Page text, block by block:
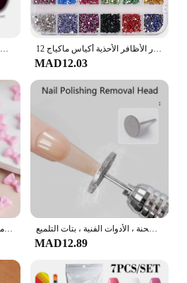
طلاء أظافر جل حراري ، تغيير درجة الحرارة ، رمادي ، شبه دائم ، فن نقع الأظافر ، طلاء بالأشعة فوق البنفسجية ، 3 طبقات ، 7 12 شبكة متلألئة كريستال مسمار الفن الراين فلاتباك الأحجار الكريمة الملونة تنوعا الديكور الأظافر الأحذية أكياس ماكياج
MAD12.03
مختلط الاكريليك Bowknot ثلاثية الأبعاد مسمار الفن زينة زهرة الراتنج السحر خرز ذهبي الكافيار اللؤلؤ مختلط الراين اكسسوارات محاصر قرص مثقاب الأظافر الكهربائي ، رأس الإزالة ، الماس ، لدغ الطحن ، المطاحن ، قاطع البشرة المطحنة ، الأدوات الفنية ، بتات التلميع
MAD12.89